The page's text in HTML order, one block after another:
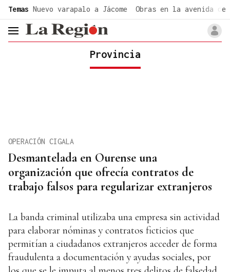
Temas Nuevo varapalo a Jácome Obras en la avenida de
header.menu.open
Provincia
Desmantelada en Ourense una
organización que ofrecía contratos de
trabajo falsos para regularizar extranjeros
OPERACIÓN CIGALA
La banda criminal utilizaba una empresa sin actividad
para elaborar nóminas y contratos ficticios que
permitían a ciudadanos extranjeros acceder de forma
fraudulenta a documentación y ayudas sociales, por